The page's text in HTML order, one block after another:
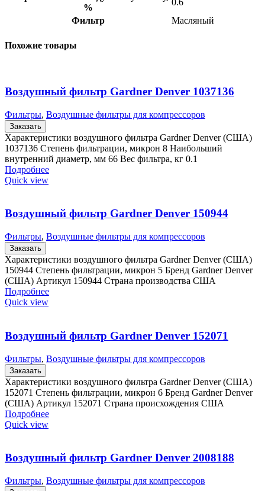
%
Фильтр
Масляный
Похожие товары
Воздушный фильтр Gardner Denver 1037136
Фильтры, Воздушные фильтры для компрессоров
Заказать
Характеристики воздушного фильтра Gardner Denver (США)
1037136 Степень фильтрации, микрон 8 Наибольший
внутренний диаметр, мм 66 Вес фильтра, кг 0.1
Подробнее
Quick view
Воздушный фильтр Gardner Denver 150944
Фильтры, Воздушные фильтры для компрессоров
Заказать
Характеристики воздушного фильтра Gardner Denver (США)
150944 Степень фильтрации, микрон 5 Бренд Gardner Denver
(США) Артикул 150944 Страна производства США
Подробнее
Quick view
Воздушный фильтр Gardner Denver 152071
Фильтры, Воздушные фильтры для компрессоров
Заказать
Характеристики воздушного фильтра Gardner Denver (США)
152071 Степень фильтрации, микрон 6 Бренд Gardner Denver
(США) Артикул 152071 Страна происхождения США
Подробнее
Quick view
Воздушный фильтр Gardner Denver 2008188
Фильтры, Воздушные фильтры для компрессоров